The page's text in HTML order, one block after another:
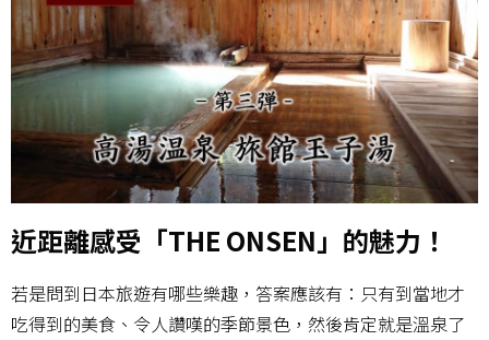
近距離感受「THE ONSEN」的魅力！
若是問到日本旅遊有哪些樂趣，答案應該有：只有到當地才
吃得到的美食、令人讚嘆的季節景色，然後肯定就是溫泉了